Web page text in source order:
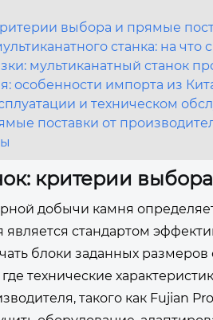
выбора и прямые
станка: на что
мультиканатный станок
особенности импорта из
и техническом
поставки от
критерии
добычи камня
является стандартом
блоки заданных
технические
такого как Fujian